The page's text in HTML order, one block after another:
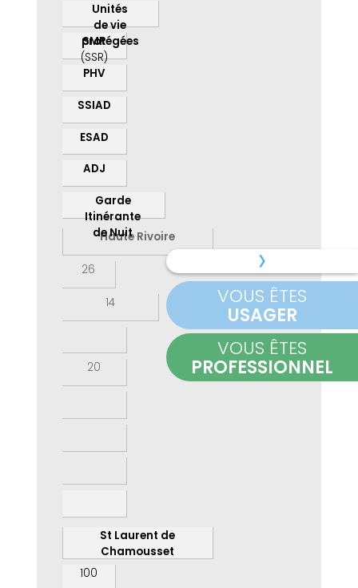
VOUS ÊTES
USAGER
VOUS ÊTES
PROFESSIONNEL
Unités
de vie
protégées
SMR
(SSR)
PHV
SSIAD
ESAD
ADJ
Garde
Itinérante
de Nuit
Haute Rivoire
26
14
20
St Laurent de
Chamousset
100